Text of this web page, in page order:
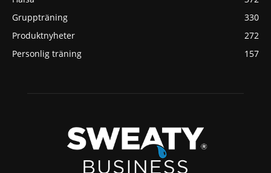
Gruppträning
330
Produktnyheter
272
Personlig träning
157